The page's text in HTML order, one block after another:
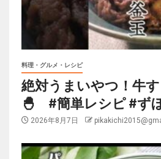
料理・グルメ・レシピ
絶対うまいやつ！牛
🐣 #簡単レシピ #ず
2026年8月7日